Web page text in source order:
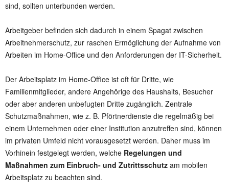
sind, sollten unterbunden werden.
Arbeitgeber befinden sich dadurch in einem Spagat zwischen
Arbeitnehmerschutz, zur raschen Ermöglichung der Aufnahme von
Arbeiten im Home-Office und den Anforderungen der IT-Sicherheit.
Der Arbeitsplatz im Home-Office ist oft für Dritte, wie
Familienmitglieder, andere Angehörige des Haushalts, Besucher
oder aber anderen unbefugten Dritte zugänglich. Zentrale
Schutzmaßnahmen, wie z. B. Pförtnerdienste die regelmäßig bei
einem Unternehmen oder einer Institution anzutreffen sind, können
im privaten Umfeld nicht vorausgesetzt werden. Daher muss im
Vorhinein festgelegt werden, welche Regelungen und
Maßnahmen zum Einbruch- und Zutrittsschutz am mobilen
Arbeitsplatz zu beachten sind.